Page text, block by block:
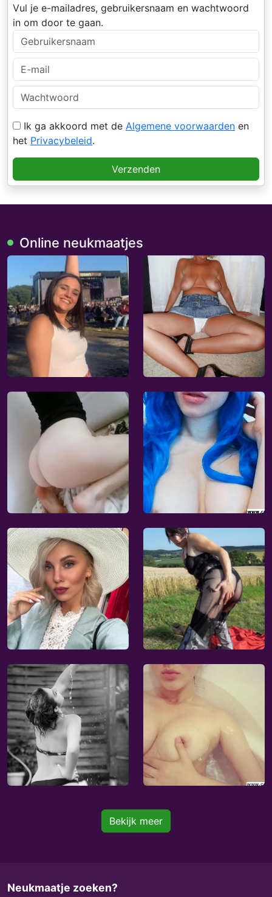
Vul je e-mailadres, gebruikersnaam en wachtwoord
in om door te gaan.
Ik ga akkoord met de Algemene voorwaarden en
het Privacybeleid.
Verzenden
Online neukmaatjes
Bekijk meer
Neukmaatje zoeken?